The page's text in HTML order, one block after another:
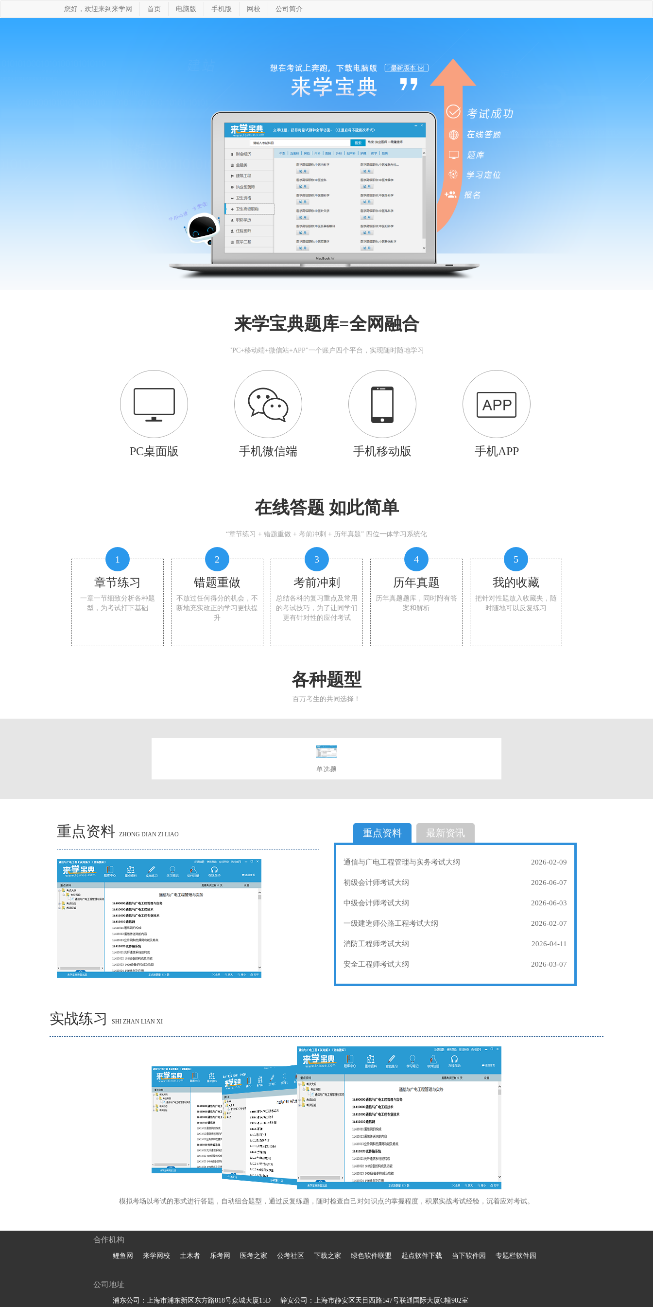
您好，欢迎来到来学网 首页 电脑版 手机版 网校 公司简介
来学宝典题库=全网融合
"PC+移动端+微信站+APP"一个账户四个平台，实现随时随地学习
PC桌面版 手机微信端 手机移动版 手机APP
在线答题 如此简单
“章节练习 + 错题重做 + 考前冲刺 + 历年真题” 四位一体学习系统化
1
章节练习
一章一节细致分析各种题
型，为考试打下基础
2
错题重做
不放过任何得分的机会，不
断地充实改正的学习更快提
升
3
考前冲刺
总结各科的复习重点及常用
的考试技巧，为了让同学们
更有针对性的应付考试
4
历年真题
历年真题题库，同时附有答
案和解析
5
我的收藏
把针对性题放入收藏夹，随
时随地可以反复练习
各种题型
百万考生的共同选择！
单选题
选择题
重点资料 ZHONG DIAN ZI LIAO 重点资料 最新资讯
通信与广电工程管理与实务考试大纲 2026-02-09
初级会计师考试大纲 2026-06-07
中级会计师考试大纲 2026-06-03
一级建造师公路工程考试大纲 2026-02-07
消防工程师考试大纲 2026-04-11
安全工程师考试大纲 2026-03-07
实战练习 SHI ZHAN LIAN XI
模拟考场以考试的形式进行答题，自动组合题型，通过反复练题，随时检查自己对知识点的掌握程度，积累实战考试经验，沉着应对考试。
合作机构
鲤鱼网 来学网校 土木者 乐考网 医考之家 公考社区 下载之家 绿色软件联盟 起点软件下载 当下软件园 专题栏软件园
公司地址
浦东公司：上海市浦东新区东方路818号众城大厦15D 静安公司：上海市静安区天目西路547号联通国际大厦C幢902室